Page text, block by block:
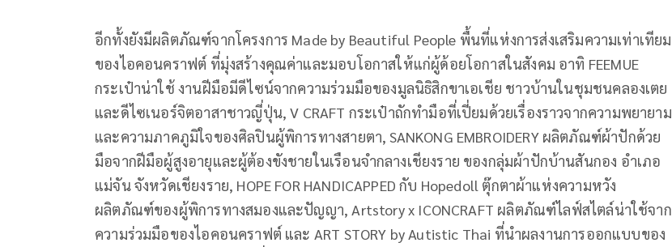
อีกทั้งยังมีผลิตภัณฑ์จากโครงการ Made by Beautiful People พื้นที่แห่งการส่งเสริมความเท่าเทียม
ของไอคอนคราฟต์ ที่มุ่งสร้างคุณค่าและมอบโอกาสให้แก่ผู้ด้อยโอกาสในสังคม อาทิ FEEMUE
กระเป๋าน่าใช้ งานฝีมือมีดีไซน์จากความร่วมมือของมูลนิธิสิกขาเอเชีย ชาวบ้านในชุมชนคลองเตย
และดีไซเนอร์จิตอาสาชาวญี่ปุ่น, V CRAFT กระเป๋าถักทำมือที่เปี่ยมด้วยเรื่องราวจากความพยายาม
และความภาคภูมิใจของศิลปินผู้พิการทางสายตา, SANKONG EMBROIDERY ผลิตภัณฑ์ผ้าปักด้วย
มือจากฝีมือผู้สูงอายุและผู้ต้องขังชายในเรือนจำกลางเชียงราย ของกลุ่มผ้าปักบ้านสันกอง อำเภอ
แม่จัน จังหวัดเชียงราย, HOPE FOR HANDICAPPED กับ Hopedoll ตุ๊กตาผ้าแห่งความหวัง
ผลิตภัณฑ์ของผู้พิการทางสมองและปัญญา, Artstory x ICONCRAFT ผลิตภัณฑ์ไลฟ์สไตล์น่าใช้จาก
ความร่วมมือของไอคอนคราฟต์ และ ART STORY by Autistic Thai ที่นำผลงานการออกแบบของ